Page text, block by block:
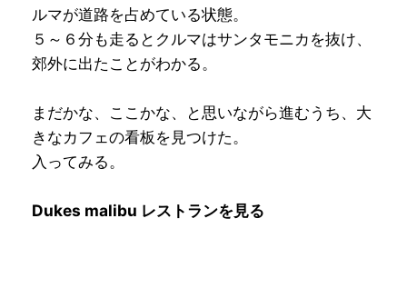
ルマが道路を占めている状態。
５～６分も走るとクルマはサンタモニカを抜け、
郊外に出たことがわかる。
まだかな、ここかな、と思いながら進むうち、大
きなカフェの看板を見つけた。
入ってみる。
Dukes malibu レストランを見る